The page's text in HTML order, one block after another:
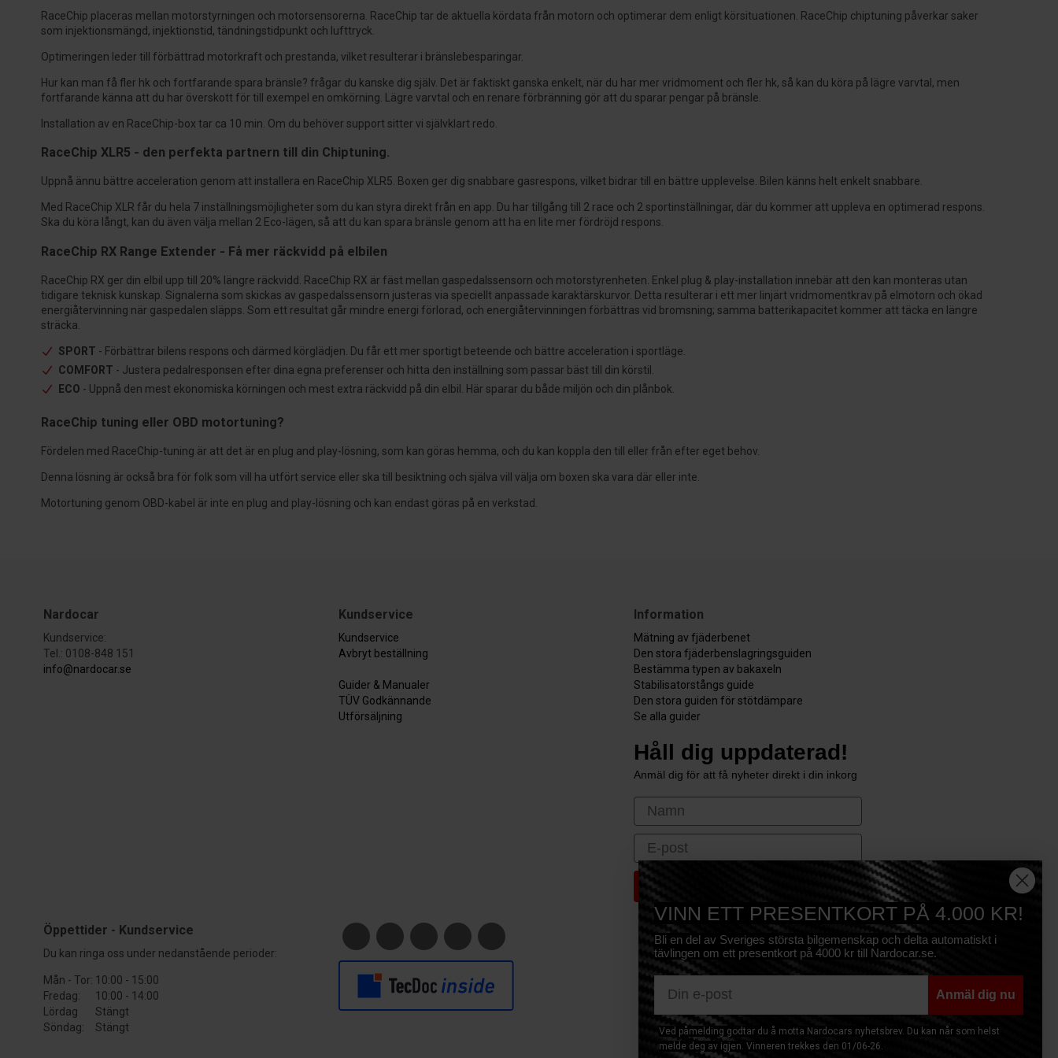
RaceChip placeras mellan motorstyrningen och motorsensorerna. RaceChip tar de aktuella kördata från motorn och optimerar dem enligt körsituationen. RaceChip chiptuning påverkar saker
som injektionsmängd, injektionstid, tändningstidpunkt och lufttryck.
Optimeringen leder till förbättrad motorkraft och prestanda, vilket resulterar i bränslebesparingar.
Hur kan man få fler hk och fortfarande spara bränsle? frågar du kanske dig själv. Det är faktiskt ganska enkelt, när du har mer vridmoment och fler hk, så kan du köra på lägre varvtal, men
fortfarande känna att du har överskott för till exempel en omkörning. Lägre varvtal och en renare förbränning gör att du sparar pengar på bränsle.
Installation av en RaceChip-box tar ca 10 min. Om du behöver support sitter vi självklart redo.
RaceChip XLR5 - den perfekta partnern till din Chiptuning.
Uppnå ännu bättre acceleration genom att installera en RaceChip XLR5. Boxen ger dig snabbare gasrespons, vilket bidrar till en bättre upplevelse. Bilen känns helt enkelt snabbare.
Med RaceChip XLR får du hela 7 inställningsmöjligheter som du kan styra direkt från en app. Du har tillgång till 2 race och 2 sportinställningar, där du kommer att uppleva en optimerad respons.
Ska du köra långt, kan du även välja mellan 2 Eco-lägen, så att du kan spara bränsle genom att ha en lite mer fördröjd respons.
RaceChip RX Range Extender - Få mer räckvidd på elbilen
RaceChip RX ger din elbil upp till 20% längre räckvidd. RaceChip RX är fäst mellan gaspedalssensorn och motorstyrenheten. Enkel plug & play-installation innebär att den kan monteras utan
tidigare teknisk kunskap. Signalerna som skickas av gaspedalssensorn justeras via speciellt anpassade karaktärskurvor. Detta resulterar i ett mer linjärt vridmomentkrav på elmotorn och ökad
energiåtervinning när gaspedalen släpps. Som ett resultat går mindre energi förlorad, och energiåtervinningen förbättras vid bromsning; samma batterikapacitet kommer att täcka en längre
sträcka.
SPORT - Förbättrar bilens respons och därmed körglädjen. Du får ett mer sportigt beteende och bättre acceleration i sportläge.
COMFORT - Justera pedalresponsen efter dina egna preferenser och hitta den inställning som passar bäst till din körstil.
ECO - Uppnå den mest ekonomiska körningen och mest extra räckvidd på din elbil. Här sparar du både miljön och din plånbok.
RaceChip tuning eller OBD motortuning?
Fördelen med RaceChip-tuning är att det är en plug and play-lösning, som kan göras hemma, och du kan koppla den till eller från efter eget behov.
Denna lösning är också bra för folk som vill ha utfört service eller ska till besiktning och själva vill välja om boxen ska vara där eller inte.
Motortuning genom OBD-kabel är inte en plug and play-lösning och kan endast göras på en verkstad.
Nardocar
Kundservice:
Tel.: 0108-848 151
info@nardocar.se
Kundservice
Kundservice
Avbryt beställning
Guider & Manualer
TÜV Godkännande
Utförsäljning
Information
Mätning av fjäderbenet
Den stora fjäderbenslagringsguiden
Bestämma typen av bakaxeln
Stabilisatorstångs guide
Den stora guiden för stötdämpare
Se alla guider
Håll dig uppdaterad!
Anmäl dig för att få nyheter direkt i din inkorg
First Name
Email
Öppettider - Kundservice
Du kan ringa oss under nedanstående perioder:
Mån - Tor: 10:00 - 15:00
Fredag:
10:00 - 14:00
Lördag
Stängt
Söndag:
Stängt
VINN ETT PRESENTKORT PÅ 4.000 KR!
Bli en del av Sveriges största bilgemenskap och delta automatiskt i
tävlingen om ett presentkort på 4000 kr till Nardocar.se.
Anmäl dig nu
Ved påmelding godtar du å motta Nardocars nyhetsbrev. Du kan når som helst
melde deg av igjen. Vinneren trekkes den 01/06-26.